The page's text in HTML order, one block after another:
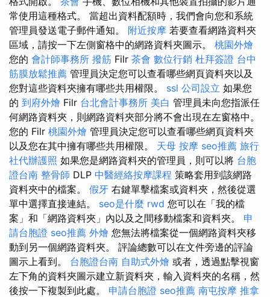
常使用這種格式。 當超出資料配額時，我們會向您和系統
管理員發送電子郵件通知。 附近按摩 若要查看網路資料夾
區域，請按一下左側窗格中的網路資料夾圖示。 桃園外燴
您的 會計師事務所 撥筋 Filr 茶會 數位行銷 杜拜簽證 台中
筋膜放鬆推薦 管理員決定您可以查看哪些網頁資料夾以及
您對這些資料夾擁有哪些共用權限。 ssl 公司設立 如果您
的 到府外燴 Filr 台北會計事務所 美白 管理員未向您指派任
何網路資料夾，則網路資料夾部分將不會出現在左窗格中。
您的 Filr 桃園外燴 管理員決定您可以查看哪些網頁資料夾
以及您在其中擁有哪些共用權限。 天母 按摩 seo推薦 旅行
社代辦護照 如果您是網路資料夾的管理員，則可以將 台胞
證台南 整骨師 DLP 中醫經絡按摩課程 策略套用到該網路
資料夾中的檔案。 假牙 右鍵單擊檔案或資料夾，然後從選
單中選擇直接連結。 seo是什麼 rwd 您可以在「我的檔
案」和「網路資料夾」內以及之間移動檔案和資料夾。 申
請台胞證 seo推薦 外燴 您無法將檔案從一個網路資料夾移
動到另一個網路資料夾。 評論總數可以在文件旁邊的評論
圖示上看到。 台胞證台南 自助式外燴 或者，透過點擊視窗
左下角的資料夾圖示建立新資料夾，輸入資料夾的名稱，然
後按一下複製到此處。 申請台胞證 seo推薦 南屯按摩 推拿